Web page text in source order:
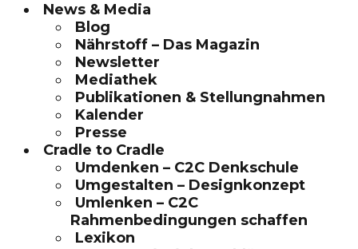
News & Media
Blog
Nährstoff – Das Magazin
Newsletter
Mediathek
Publikationen & Stellungnahmen
Kalender
Presse
Cradle to Cradle
Umdenken – C2C Denkschule
Umgestalten – Designkonzept
Umlenken – C2C
Rahmenbedingungen schaffen
Lexikon